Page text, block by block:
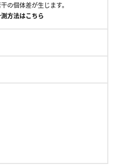
の個体差が生じます。
方法はこちら